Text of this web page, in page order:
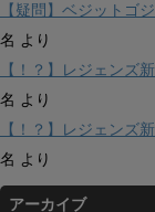
【疑問】ベジットゴ
名 より
【！？】レジェンズ
名 より
【！？】レジェンズ
名 より
アーカイブ